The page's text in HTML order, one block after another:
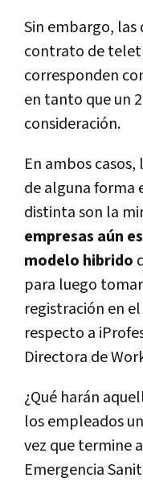
Sin embargo, las
contrato de
corresponden
en tanto que un
consideración.
En ambos
de alguna forma
distinta son la
empresas aún
modelo hibrido
para luego
registración en
respecto a
Directora de
¿Qué harán
los empleados
vez que termine
Emergencia